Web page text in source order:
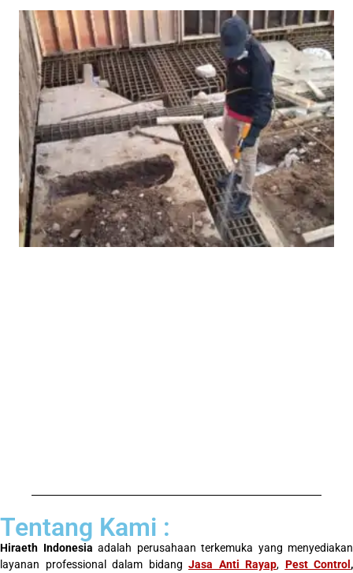
Tentang Kami :
Hiraeth Indonesia adalah perusahaan terkemuka yang menyediakan
layanan professional dalam bidang Jasa Anti Rayap, Pest Control ,